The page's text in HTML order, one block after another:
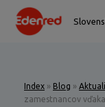
Index » Blog »
zamestnancov